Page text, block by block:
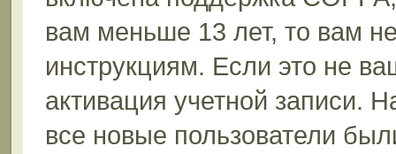
вам меньше 13 лет, то вам
инструкциям. Если это не
активация учетной записи.
все новые пользователи